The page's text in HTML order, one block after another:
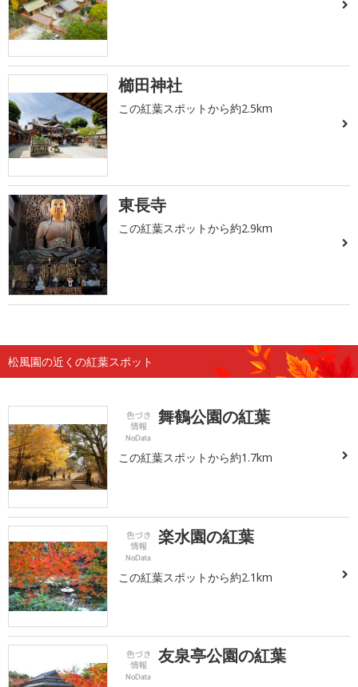
櫛田神社
この紅葉スポットから約2.5km
東長寺
この紅葉スポットから約2.9km
松風園の近くの紅葉スポット
舞鶴公園の紅葉
この紅葉スポットから約1.7km
楽水園の紅葉
この紅葉スポットから約2.1km
友泉亭公園の紅葉